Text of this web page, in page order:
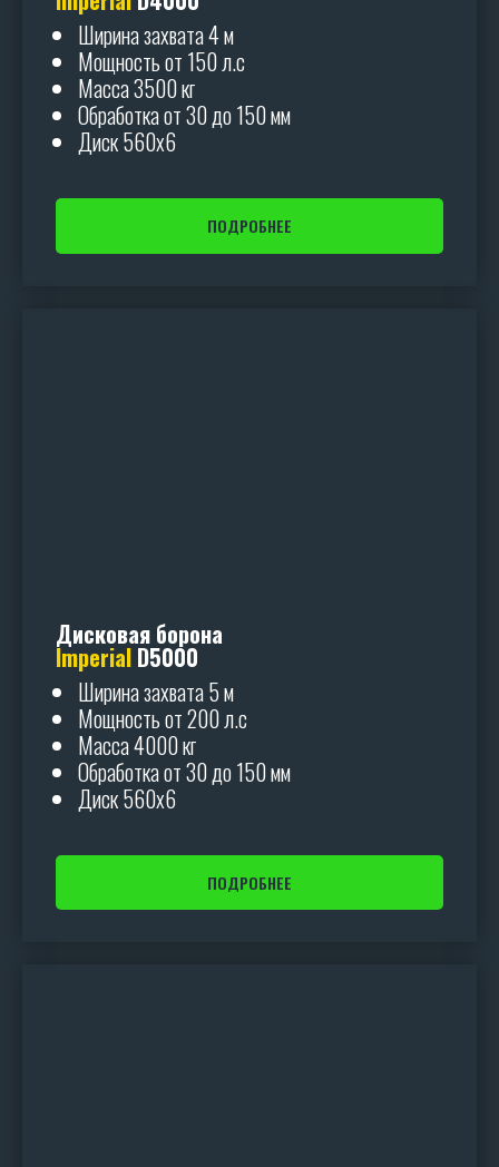
Ширина захвата 4 м
Мощность от 150 л.с
Масса 3500 кг
Обработка от 30 до 150 мм
Диск 560х6
ПОДРОБНЕЕ
Дисковая борона
Imperial D5000
Ширина захвата 5 м
Мощность от 200 л.с
Масса 4000 кг
Обработка от 30 до 150 мм
Диск 560х6
ПОДРОБНЕЕ